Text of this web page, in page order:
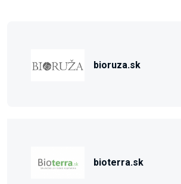
bioruza.sk
bioterra.sk